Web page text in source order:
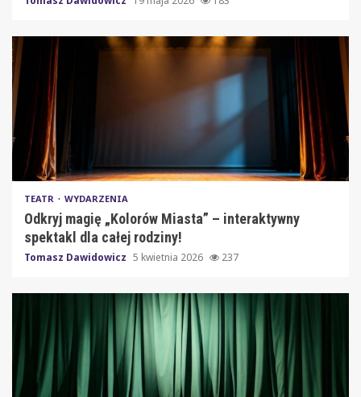
TEATR WYDARZENIA
Odkryj magię „Kolorów Miasta” – interaktywny
spektakl dla całej rodziny!
Tomasz Dawidowicz 5 kwietnia 2026 237